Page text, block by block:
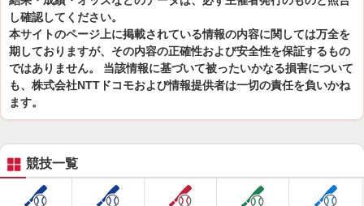
し確認してください。
本サイトのページ上に掲載されている情報の内容に関しては万全を
期しておりますが、その内容の正確性および安全性を保証するもの
ではありません。 当該情報に基づいて被ったいかなる損害について
も、株式会社NTTドコモおよび情報提供者は一切の責任を負いかね
ます。
競技一覧